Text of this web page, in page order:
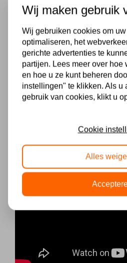
ook bij aan de efficiëntie
Avant e-Tron tot de ultieme
consumenten die
vaandel dragen zonder in
en stijl.
Wij maken gebruik
Wij gebruiken cookies om
optimaliseren, het
gerichte advertenties te
partijen. Lees meer over hoe
en hoe u ze kunt beheren
instellingen" te klikken. Als u
gebruik van cookies, klikt u
Cookie
Alles